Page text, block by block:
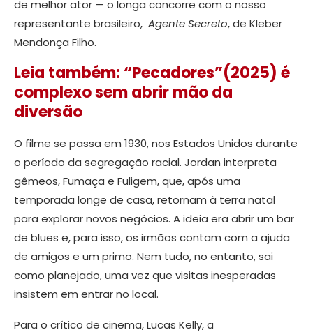
de melhor ator — o longa concorre com o nosso
representante brasileiro, Agente Secreto, de Kleber
Mendonça Filho.
Leia também: “Pecadores”(2025) é
complexo sem abrir mão da
diversão
O filme se passa em 1930, nos Estados Unidos durante
o período da segregação racial. Jordan interpreta
gêmeos, Fumaça e Fuligem, que, após uma
temporada longe de casa, retornam à terra natal
para explorar novos negócios. A ideia era abrir um bar
de blues e, para isso, os irmãos contam com a ajuda
de amigos e um primo. Nem tudo, no entanto, sai
como planejado, uma vez que visitas inesperadas
insistem em entrar no local.
Para o crítico de cinema, Lucas Kelly, a